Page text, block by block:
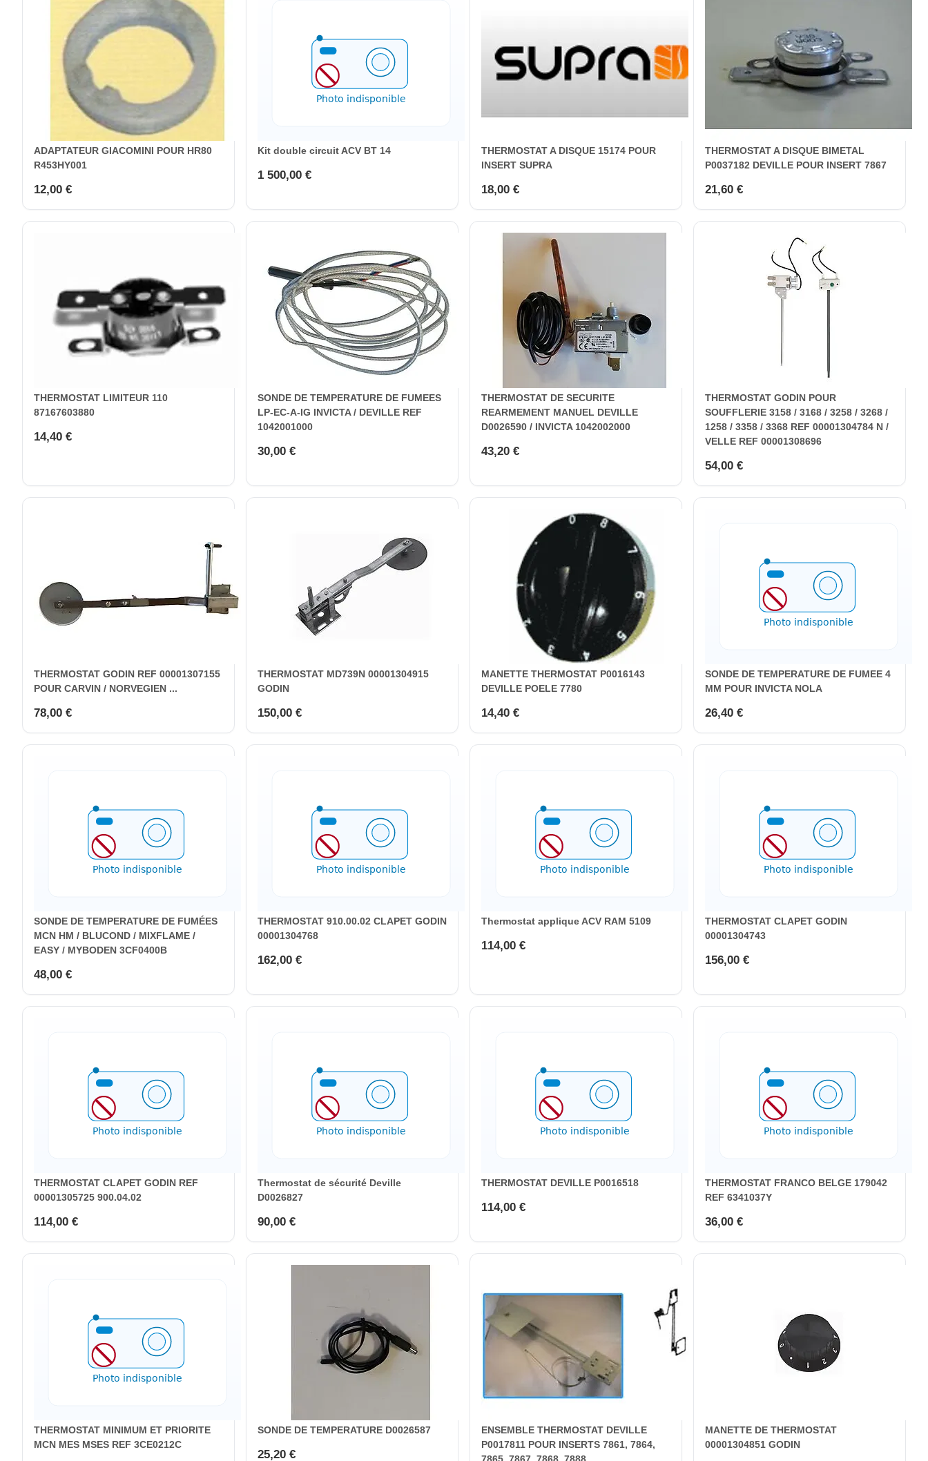
ADAPTATEUR GIACOMINI POUR HR80
R453HY001
12,00 €
Kit double circuit ACV BT 14
1 500,00 €
THERMOSTAT A DISQUE 15174 POUR
INSERT SUPRA
18,00 €
THERMOSTAT A DISQUE BIMETAL
P0037182 DEVILLE POUR INSERT 7867
21,60 €
THERMOSTAT LIMITEUR 110
87167603880
14,40 €
SONDE DE TEMPERATURE DE FUMEES
LP-EC-A-IG INVICTA / DEVILLE REF
1042001000
30,00 €
THERMOSTAT DE SECURITE
REARMEMENT MANUEL DEVILLE
D0026590 / INVICTA 1042002000
43,20 €
THERMOSTAT GODIN POUR
SOUFFLERIE 3158 / 3168 / 3258 / 3268 /
1258 / 3358 / 3368 REF 00001304784 N /
VELLE REF 00001308696
54,00 €
THERMOSTAT GODIN REF 00001307155
POUR CARVIN / NORVEGIEN ...
78,00 €
THERMOSTAT MD739N 00001304915
GODIN
150,00 €
MANETTE THERMOSTAT P0016143
DEVILLE POELE 7780
14,40 €
SONDE DE TEMPERATURE DE FUMEE 4
MM POUR INVICTA NOLA
26,40 €
SONDE DE TEMPERATURE DE FUMÉES
MCN HM / BLUCOND / MIXFLAME /
EASY / MYBODEN 3CF0400B
48,00 €
THERMOSTAT 910.00.02 CLAPET GODIN
00001304768
162,00 €
Thermostat applique ACV RAM 5109
114,00 €
THERMOSTAT CLAPET GODIN
00001304743
156,00 €
THERMOSTAT CLAPET GODIN REF
00001305725 900.04.02
114,00 €
Thermostat de sécurité Deville
D0026827
90,00 €
THERMOSTAT DEVILLE P0016518
114,00 €
THERMOSTAT FRANCO BELGE 179042
REF 6341037Y
36,00 €
THERMOSTAT MINIMUM ET PRIORITE
MCN MES MSES REF 3CE0212C
SONDE DE TEMPERATURE D0026587
25,20 €
ENSEMBLE THERMOSTAT DEVILLE
P0017811 POUR INSERTS 7861, 7864,
MANETTE DE THERMOSTAT
00001304851 GODIN